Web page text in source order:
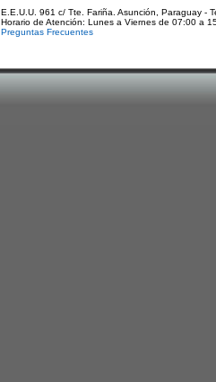
E.E.U.U. 961 c/ Tte. Fariña. Asunción, Paraguay -
Horario de Atención: Lunes a Viernes de 07:00 a
Preguntas Frecuentes